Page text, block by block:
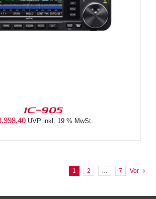
IC-905
UVP inkl. 19 % MwSt.
1 2 … 7 Vor